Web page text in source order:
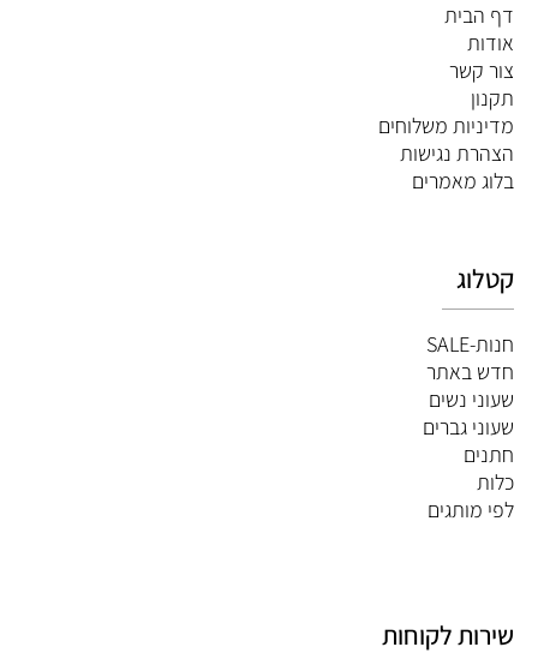
דף הבית
אודות
צור קשר
תקנון
מדיניות משלוחים
הצהרת נגישות
בלוג מאמרים
קטלוג
חנות-SALE
חדש באתר
שעוני נשים
שעוני גברים
חתנים
כלות
לפי מותגים
שירות לקוחות